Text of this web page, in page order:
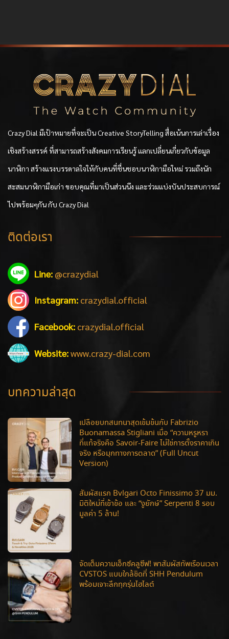
Crazy Dial มีเป้าหมายที่จะเป็น Creative StoryTelling สื่อเน้นการเล่าเรื่อง
เชิงสร้างสรรค์ ที่สามารถสร้างสังคมการเรียนรู้ แลกเปลี่ยนเกี่ยวกับข้อมูล
นาฬิกา สร้างแรงบรรดาลใจให้กับคนที่ชื่นชอบนาฬิกามือใหม่ รวมถึงนัก
สะสมนาฬิกามือเก่า ขอบคุณที่มาเป็นส่วนนึง และร่วมแบ่งบันประสบการณ์
ไปพร้อมๆกัน กับ Crazy Dial
ติดต่อเรา
Line: @crazydial
Instagram: crazydial.official
Facebook: crazydial.official
Website:www.crazy-dial.com
บทความล่าสุด
เปลือยบทสนทนาสุดเข้มข้นกับ Fabrizio
Buonamassa Stigliani เมื่อ “ความหรูหรา
ที่แท้จริงคือ Savoir-Faire ไม่ใช่การตั้งราคาเกิน
จริง หรือมุกทางการตลาด” (Full Uncut
Version)
สัมผัสแรก Bvlgari Octo Finissimo 37 มม.
มิติใหม่ที่เข้าข้อ และ “งูยักษ์” Serpenti 8 รอบ
มูลค่า 5 ล้าน!
จัดเต็มความเอ็กซ์คลูซีฟ! พาสัมผัสทัพเรือนเวลา
CVSTOS แบบใกล้ชิดที่ SHH Pendulum
พร้อมเจาะลึกทุกรุ่นไฮไลต์